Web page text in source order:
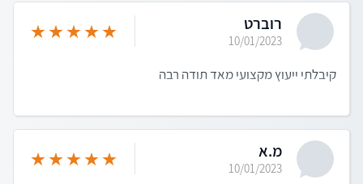
רוברט
10/01/2023
קיבלתי ייעוץ מקצועי מאד תודה רבה
מ.א
10/01/2023